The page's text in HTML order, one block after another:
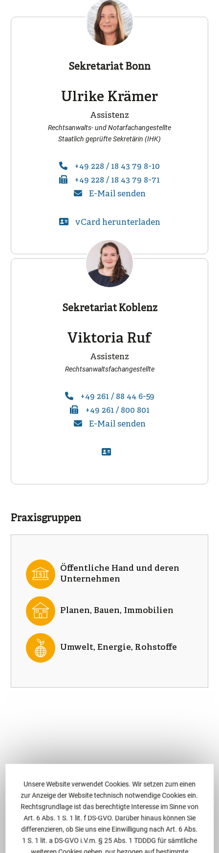
Sekretariat Bonn
Ulrike Krämer
Assistenz
Rechtsanwalts- und Notarfachangestellte
Staatlich geprüfte Sekretärin (IHK)
+49 228 / 18 43 79 8-10
+49 228 / 18 43 79 8-71
E-Mail senden
vCard herunterladen
Sekretariat Koblenz
Viktoria Ruf
Assistenz
Rechtsanwaltsfachangestellte
+49 261 / 88 44 6-59
+49 261 / 800 801
E-Mail senden
Praxisgruppen
Öffentliche Hand und deren
Unternehmen
Planen, Bauen, Immobilien
Umwelt, Energie, Rohstoffe
Aktuelles des Rechtsanwalts
MMV wehrt die Klage
Unsere Website verwendet Cookies. Wir setzen zum einen
zur Anzeige der Website technisch notwendige Cookies ein.
Rechtsgrundlage ist das berechtigte Interesse im Sinne von
Art. 6 Abs. 1 S. 1 lit. f DS-GVO. Darüber hinaus können Sie
differenzieren, ob Sie uns eine Einwilligung nach Art. 6 Abs.
1 S. 1 lit. a DS-GVO i.V.m. § 25 Abs. 1 TDDDG für sämtliche